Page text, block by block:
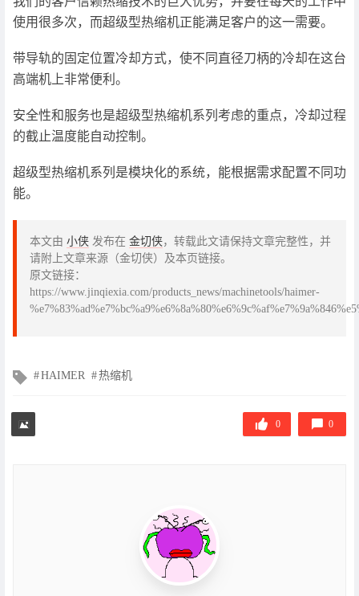
使用很多次，而超级型热缩机正能满足客户的这一需要。
带导轨的固定位置冷却方式，使不同直径刀柄的冷却在这台
高端机上非常便利。
安全性和服务也是超级型热缩机系列考虑的重点，冷却过程
的截止温度能自动控制。
超级型热缩机系列是模块化的系统，能根据需求配置不同功
能。
本文由 小侠 发布在 金切侠，转载此文请保持文章完整性，并
请附上文章来源（金切侠）及本页链接。
原文链接：
https://www.jinqiexia.com/products_news/machinetools/haimer-
文
签
HAIMER 热缩机
0 0